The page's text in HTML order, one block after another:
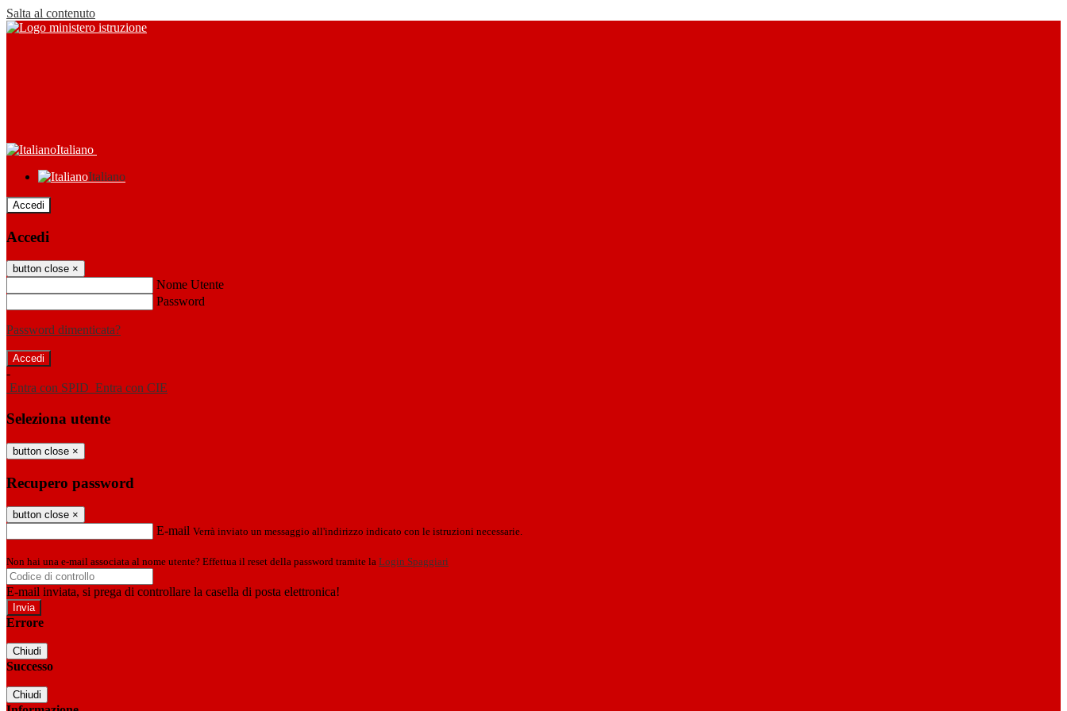
Salta al contenuto
Italiano
Italiano
Accedi
Accedi
button close ×
Nome Utente
Password
Password dimenticata?
-
Entra con SPID Entra con CIE
Seleziona utente
button close ×
Recupero password
button close ×
E-mail Verrà inviato un messaggio all'indirizzo indicato con le istruzioni necessarie.
Non hai una e-mail associata al nome utente? Effettua il reset della password tramite la Login Spaggiari
E-mail inviata, si prega di controllare la casella di posta elettronica!
Errore
Chiudi
Successo
Chiudi